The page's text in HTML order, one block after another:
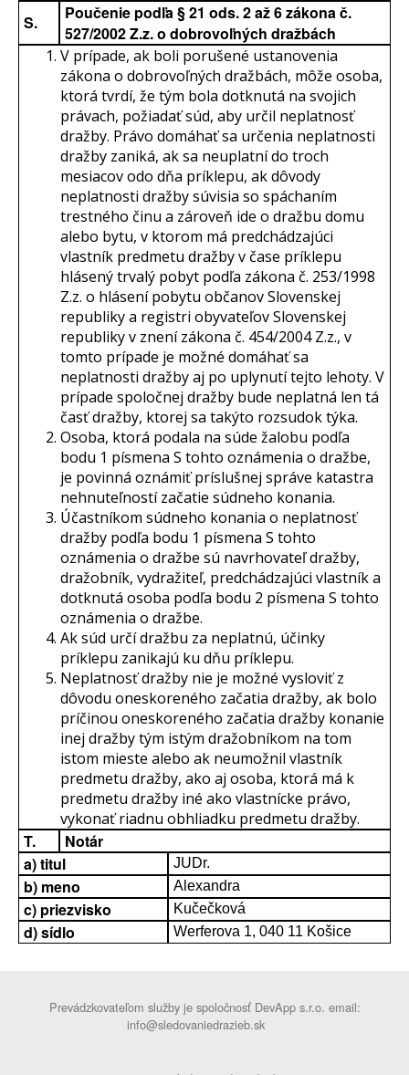
S.
Poučenie podľa § 21 ods. 2 až 6 zákona č.
527/2002 Z.z. o dobrovoľných dražbách
V prípade, ak boli porušené ustanovenia
zákona o dobrovoľných dražbách, môže osoba,
ktorá tvrdí, že tým bola dotknutá na svojich
právach, požiadať súd, aby určil neplatnosť
dražby. Právo domáhať sa určenia neplatnosti
dražby zaniká, ak sa neuplatní do troch
mesiacov odo dňa príklepu, ak dôvody
neplatnosti dražby súvisia so spáchaním
trestného činu a zároveň ide o dražbu domu
alebo bytu, v ktorom má predchádzajúci
vlastník predmetu dražby v čase príklepu
hlásený trvalý pobyt podľa zákona č. 253/1998
Z.z. o hlásení pobytu občanov Slovenskej
republiky a registri obyvateľov Slovenskej
republiky v znení zákona č. 454/2004 Z.z., v
tomto prípade je možné domáhať sa
neplatnosti dražby aj po uplynutí tejto lehoty. V
prípade spoločnej dražby bude neplatná len tá
časť dražby, ktorej sa takýto rozsudok týka.
Osoba, ktorá podala na súde žalobu podľa
bodu 1 písmena S tohto oznámenia o dražbe,
je povinná oznámiť príslušnej správe katastra
nehnuteľností začatie súdneho konania.
Účastníkom súdneho konania o neplatnosť
dražby podľa bodu 1 písmena S tohto
oznámenia o dražbe sú navrhovateľ dražby,
dražobník, vydražiteľ, predchádzajúci vlastník a
dotknutá osoba podľa bodu 2 písmena S tohto
oznámenia o dražbe.
Ak súd určí dražbu za neplatnú, účinky
príklepu zanikajú ku dňu príklepu.
Neplatnosť dražby nie je možné vysloviť z
dôvodu oneskoreného začatia dražby, ak bolo
príčinou oneskoreného začatia dražby konanie
inej dražby tým istým dražobníkom na tom
istom mieste alebo ak neumožnil vlastník
predmetu dražby, ako aj osoba, ktorá má k
predmetu dražby iné ako vlastnícke právo,
vykonať riadnu obhliadku predmetu dražby.
T.
Notár
a) titul
JUDr.
b) meno Alexandra
c) priezvisko Kučečková
d) sídlo Werferova 1, 040 11 Košice
Prevádzkovateľom služby je spoločnosť DevApp s.r.o. email:
info@sledovaniedrazieb.sk